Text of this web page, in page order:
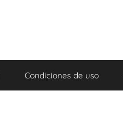
Condiciones de uso